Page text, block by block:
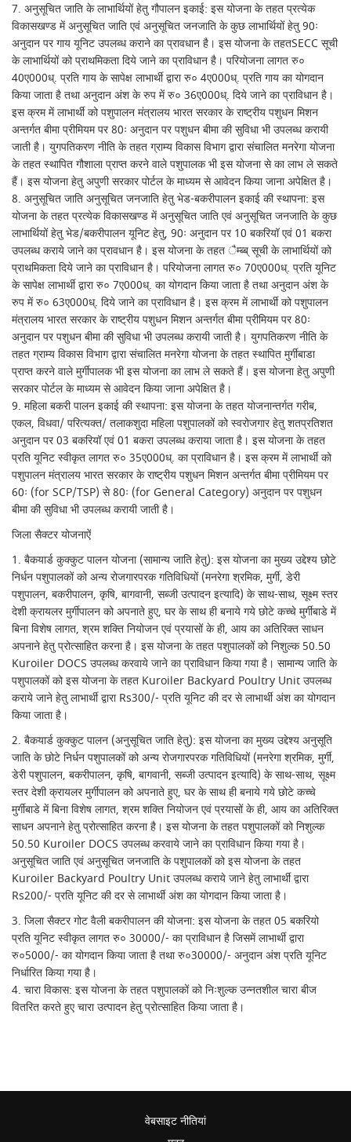
7. अनुसूचित जाति के लाभार्थियों हेतु गौपालन इकाई: इस योजना के तहत प्रत्येक
विकासखण्ड में अनुसूचित जाति एवं अनुसूचित जनजाति के कुछ लाभार्थियों हेतु 90ः
अनुदान पर गाय यूनिट उपलब्ध कराने का प्रावधान है। इस योजना के तहतSECC सूची
के लाभार्थियों को प्राथमिकता दिये जाने का प्राविधान है। परियोजना लागत रु०
40ए000ध्. प्रति गाय के सापेक्ष लाभार्थी द्वारा रु० 4ए000ध्. प्रति गाय का योगदान
किया जाता है तथा अनुदान अंश के रुप में रु० 36ए000ध्. दिये जाने का प्राविधान है।
इस क्रम में लाभार्थी को पशुपालन मंत्रालय भारत सरकार के राष्ट्रीय पशुधन मिशन
अन्तर्गत बीमा प्रीमियम पर 80ः अनुदान पर पशुधन बीमा की सुविधा भी उपलब्ध करायी
जाती है। युगपतिकरण नीति के तहत ग्राम्य विकास विभाग द्वारा संचालित मनरेगा योजना
के तहत स्थापित गौशाला प्राप्त करने वाले पशुपालक भी इस योजना से का लाभ ले सकते
हैं। इस योजना हेतु अपुणी सरकार पोर्टल के माध्यम से आवेदन किया जाना अपेक्षित है।
8. अनुसूचित जाति अनुसूचित जनजाति हेतु भेड-बकरीपालन इकाई की स्थापना: इस
योजना के तहत प्रत्येक विकासखण्ड में अनुसूचित जाति एवं अनुसूचित जनजाति के कुछ
लाभार्थियों हेतु भेड/बकरीपालन यूनिट हेतु, 90ः अनुदान पर 10 बकरियॉ एवं 01 बकरा
उपलब्ध कराये जाने का प्रावधान है। इस योजना के तहत ैम्ब्ब् सूची के लाभार्थियों को
प्राथमिकता दिये जाने का प्राविधान है। परियोजना लागत रु० 70ए000ध्. प्रति यूनिट
के सापेक्ष लाभार्थी द्वारा रु० 7ए000ध्. का योगदान किया जाता है तथा अनुदान अंश के
रुप में रु० 63ए000ध्. दिये जाने का प्राविधान है। इस क्रम में लाभार्थी को पशुपालन
मंत्रालय भारत सरकार के राष्ट्रीय पशुधन मिशन अन्तर्गत बीमा प्रीमियम पर 80ः
अनुदान पर पशुधन बीमा की सुविधा भी उपलब्ध करायी जाती है। युगपतिकरण नीति के
तहत ग्राम्य विकास विभाग द्वारा संचालित मनरेगा योजना के तहत स्थापित मुर्गीबाडा
प्राप्त करने वाले मुर्गीपालक भी इस योजना का लाभ ले सकते हैं। इस योजना हेतु अपुणी
सरकार पोर्टल के माध्यम से आवेदन किया जाना अपेक्षित है।
9. महिला बकरी पालन इकाई की स्थापना: इस योजना के तहत योजनान्तर्गत गरीब,
एकल, विधवा/ परित्यक्त/ तलाकशुदा महिला पशुपालकों को स्वरोजगार हेतु शतप्रतिशत
अनुदान पर 03 बकरियॉ एवं 01 बकरा उपलब्ध कराया जाता है। इस योजना के तहत
प्रति यूनिट स्वीकृत लागत रु० 35ए000ध्. का प्राविधान है। इस क्रम में लाभार्थी को
पशुपालन मंत्रालय भारत सरकार के राष्ट्रीय पशुधन मिशन अन्तर्गत बीमा प्रीमियम पर
60ः (for SCP/TSP) से 80ः (for General Category) अनुदान पर पशुधन
बीमा की सुविधा भी उपलब्ध करायी जाती है।
जिला सैक्टर योजनाऐं
1. बैकयार्ड कुक्कुट पालन योजना (सामान्य जाति हेतु): इस योजना का मुख्य उद्देश्य छोटे
निर्धन पशुपालकों को अन्य रोजगारपरक गतिविधियों (मनरेगा श्रमिक, मुर्गी, डेरी
पशुपालन, बकरीपालन, कृषि, बागवानी, सब्जी उत्पादन इत्यादि) के साथ-साथ, सूक्ष्म स्तर
देशी क्रायलर मुर्गीपालन को अपनाते हुए, घर के साथ ही बनाये गये छोटे कच्चे मुर्गीबाडे में
बिना विशेष लागत, श्रम शक्ति नियोजन एवं प्रयासों के ही, आय का अतिरिक्त साधन
अपनाने हेतु प्रोत्साहित करना है। इस योजना के तहत पशुपालकों को निशुल्क 50.50
Kuroiler DOCS उपलब्ध करवाये जाने का प्राविधान किया गया है। सामान्य जाति के
पशुपालकों को इस योजना के तहत Kuroiler Backyard Poultry Unit उपलब्ध
कराये जाने हेतु लाभार्थी द्वारा Rs300/- प्रति यूनिट की दर से लाभार्थी अंश का योगदान
किया जाता है।
2. बैकयार्ड कुक्कुट पालन (अनुसूचित जाति हेतु): इस योजना का मुख्य उद्देश्य अनुसूति
जाति के छोटे निर्धन पशुपालकों को अन्य रोजगारपरक गतिविधियों (मनरेगा श्रमिक, मुर्गी,
डेरी पशुपालन, बकरीपालन, कृषि, बागवानी, सब्जी उत्पादन इत्यादि) के साथ-साथ, सूक्ष्म
स्तर देशी क्रायलर मुर्गीपालन को अपनाते हुए, घर के साथ ही बनाये गये छोटे कच्चे
मुर्गीबाडे में बिना विशेष लागत, श्रम शक्ति नियोजन एवं प्रयासों के ही, आय का अतिरिक्त
साधन अपनाने हेतु प्रोत्साहित करना है। इस योजना के तहत पशुपालकों को निशुल्क
50.50 Kuroiler DOCS उपलब्ध करवाये जाने का प्राविधान किया गया है।
अनुसूचित जाति एवं अनुसूचित जनजाति के पशुपालकों को इस योजना के तहत
Kuroiler Backyard Poultry Unit उपलब्ध कराये जाने हेतु लाभार्थी द्वारा
Rs200/- प्रति यूनिट की दर से लाभार्थी अंश का योगदान किया जाता है।
3. जिला सैक्टर गोट वैली बकरीपालन की योजना: इस योजना के तहत 05 बकरियो
प्रति यूनिट स्वीकृत लागत रु० 30000/- का प्राविधान है जिसमें लाभार्थी द्वारा
रु०5000/- का योगदान किया जाता है तथा रु०30000/- अनुदान अंश प्रति यूनिट
निर्धारित किया गया है।
4. चारा विकास: इस योजना के तहत पशुपालकों को निःशुल्क उन्नतशील चारा बीज
वितरित करते हुए चारा उत्पादन हेतु प्रोत्साहित किया जाता है।
वेबसाइट नीतियां